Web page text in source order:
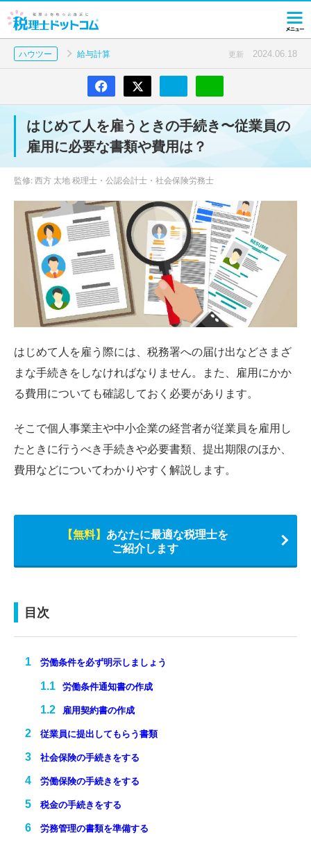
ハウツー 給与計算 更新 2024.06.18
はじめて人を雇うときの手続き〜従業員の
雇用に必要な書類や費用は？
監修: 西方 太地 税理士・公認会計士・社会保険労務士
はじめて人を雇う際には、税務署への届け出などさまざ
まな手続きをしなければなりません。また、雇用にかか
る費用についても確認しておく必要があります。
そこで個人事業主や中小企業の経営者が従業員を雇用し
たときに行うべき手続きや必要書類、提出期限のほか、
費用などについてわかりやすく解説します。
【無料】 あなたに最適な税理士を
ご紹介します
目次
労働条件を必ず明示しましょう
労働条件通知書の作成
雇用契約書の作成
従業員に提出してもらう書類
社会保険の手続きをする
労働保険の手続きをする
税金の手続きをする
労務管理の書類を準備する